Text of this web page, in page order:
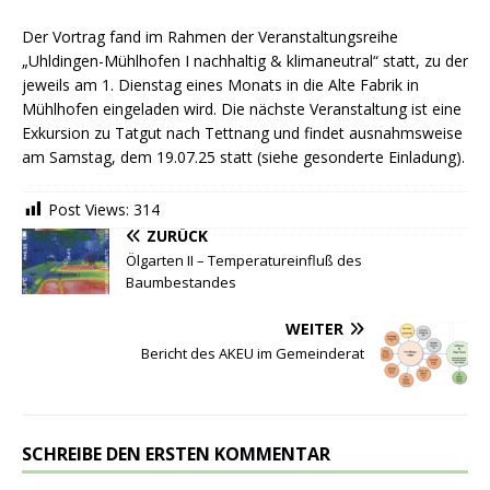
Der Vortrag fand im Rahmen der Veranstaltungsreihe
„Uhldingen-Mühlhofen I nachhaltig & klimaneutral“ statt, zu der
jeweils am 1. Dienstag eines Monats in die Alte Fabrik in
Mühlhofen eingeladen wird. Die nächste Veranstaltung ist eine
Exkursion zu Tatgut nach Tettnang und findet ausnahmsweise
am Samstag, dem 19.07.25 statt (siehe gesonderte Einladung).
Post Views: 314
ZURÜCK
Ölgarten II – Temperatureinfluß des
Baumbestandes
WEITER
Bericht des AKEU im Gemeinderat
SCHREIBE DEN ERSTEN KOMMENTAR